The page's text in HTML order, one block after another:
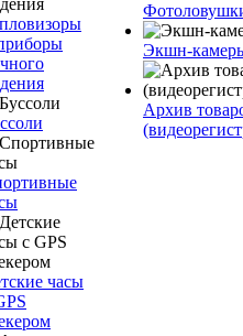
часы
Экшн-
Архив